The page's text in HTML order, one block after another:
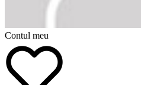
Contul meu